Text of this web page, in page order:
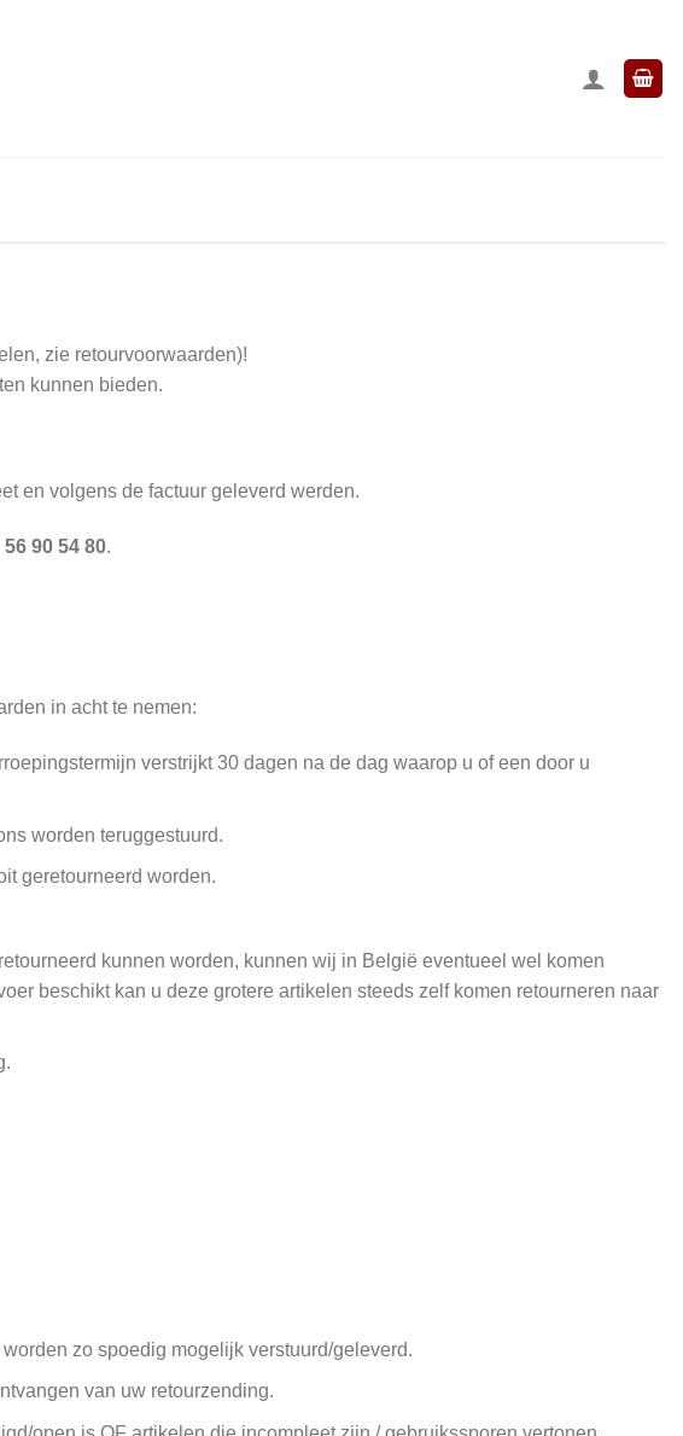
zie retourvoorwaarden)!
kunnen bieden.
en volgens de factuur geleverd werden.
56 90 54 80.
in acht te nemen:
verstrijkt 30 dagen na de dag waarop u of een door u
worden teruggestuurd.
geretourneerd worden.
kunnen worden, kunnen wij in België eventueel wel komen
beschikt kan u deze grotere artikelen steeds zelf komen retourneren naar
zo spoedig mogelijk verstuurd/geleverd.
van uw retourzending.